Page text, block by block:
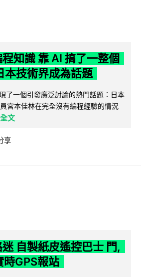
知識 靠 AI 搞了一整個
本技術界成為話題
了一個引發廣泛討論的熱門話題：日本
宮本佳林在完全沒有編程經驗的情況
文
享
自製紙皮遙控巴士 門,
時GPS報站